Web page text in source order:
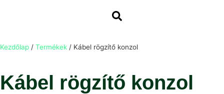
Kezdőlap / Termékek / Kábel rögzítő konzol
Kábel rögzítő konzol